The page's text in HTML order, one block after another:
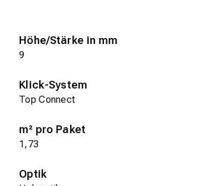
Höhe/Stärke in mm
9
Klick-System
Top Connect
m² pro Paket
1,73
Optik